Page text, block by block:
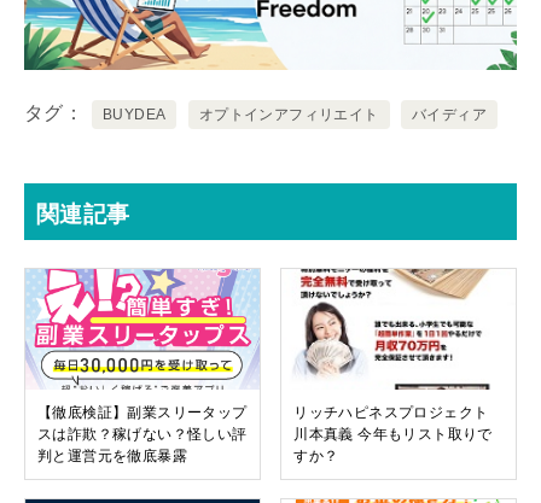
タグ BUYDEA オプトインアフィリエイト バイディア
関連記事
【徹底検証】副業スリータップ
スは詐欺？稼げない？怪しい評
判と運営元を徹底暴露
リッチハピネスプロジェクト
川本真義 今年もリスト取りで
すか？